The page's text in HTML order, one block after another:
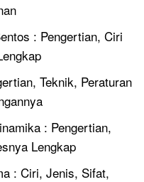
: Pengertian, Ciri
Teknik, Peraturan
: Pengertian,
Lengkap
: Ciri, Jenis, Sifat,